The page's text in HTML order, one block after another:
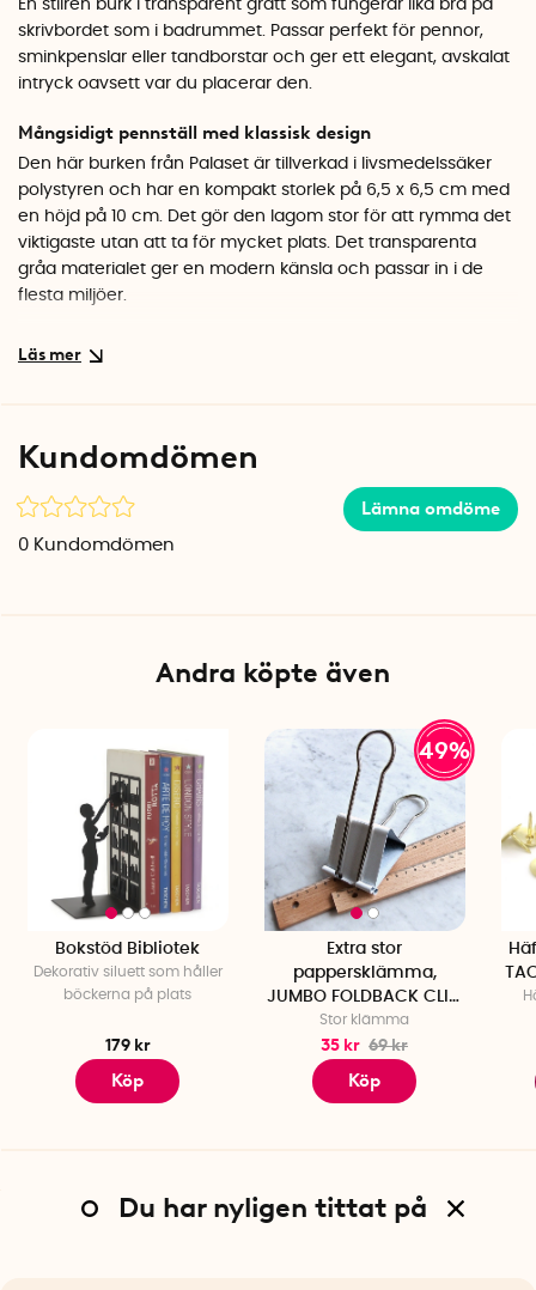
En stilren burk i transparent grått som fungerar lika bra på
skrivbordet som i badrummet. Passar perfekt för pennor,
sminkpenslar eller tandborstar och ger ett elegant, avskalat
intryck oavsett var du placerar den.
Mångsidigt pennställ med klassisk design
Den här burken från Palaset är tillverkad i livsmedelssäker
polystyren och har en kompakt storlek på 6,5 x 6,5 cm med
en höjd på 10 cm. Det gör den lagom stor för att rymma det
viktigaste utan att ta för mycket plats. Det transparenta
gråa materialet ger en modern känsla och passar in i de
flesta miljöer.
Kvalitet från Finland
Specifikationer
Mått: 6,5 x 6,5 x 10 cm
Material: 100% polystyren (livsmedelssäker)
Kundomdömen
Lämna omdöme
0 Kundomdömen
Andra köpte även
Bokstöd Bibliotek
Dekorativ siluett som håller
böckerna på plats
179 kr
Köp
49%
Extra stor
pappersklämma,
JUMBO FOLDBACK CLIP,
vit
Stor klämma
35 kr 69 kr
Köp
Du har nyligen tittat på